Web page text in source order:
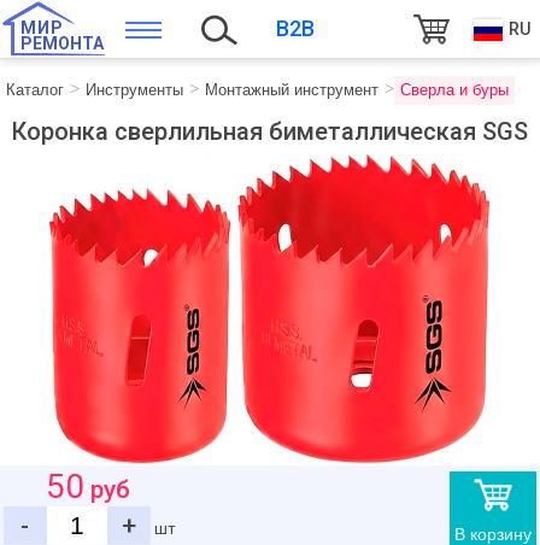
МИР
РЕМОНТА
B2B RU
Каталог Инструменты Монтажный инструмент Сверла и буры
Коронка сверлильная биметаллическая SGS
В корзину
50 руб
-
+ шт